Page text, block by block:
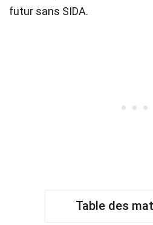
futur sans SIDA.
Table des